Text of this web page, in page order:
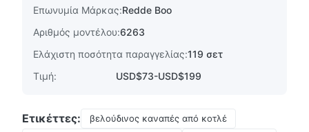
Επωνυμία Μάρκας:Redde Boo
Αριθμός μοντέλου:6263
Ελάχιστη ποσότητα παραγγελίας:119 σετ
Τιμή:
USD$73-USD$199
Ετικέττες:
βελούδινος καναπές από κοτλέ